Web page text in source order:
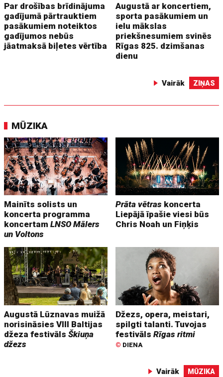
Par drošības brīdinājuma
gadījumā pārtrauktiem
pasākumiem noteiktos
gadījumos nebūs
jāatmaksā biļetes vērtība
Augustā ar koncertiem,
sporta pasākumiem un
ielu mākslas
priekšnesumiem svinēs
Rīgas 825. dzimšanas
dienu
Vairāk ZIŅAS
MŪZIKA
Mainīts solists un
koncerta programma
koncertamLNSO Mālers
un Voltons
Prāta vētras koncerta
Liepājā īpašie viesi būs
Chris Noah un Fiņķis
Augustā Lūznavas muižā
norisināsies VIII Baltijas
džeza festivālsŠkiuņa
džezs
Džezs, opera, meistari,
spilgti talanti. Tuvojas
festivālsRīgas ritmi
© DIENA
Vairāk MŪZIKA